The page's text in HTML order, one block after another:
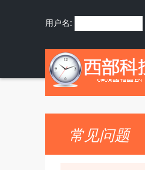
用户名:
常见问题